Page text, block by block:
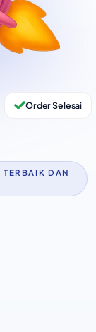
DAN
Order Selesai